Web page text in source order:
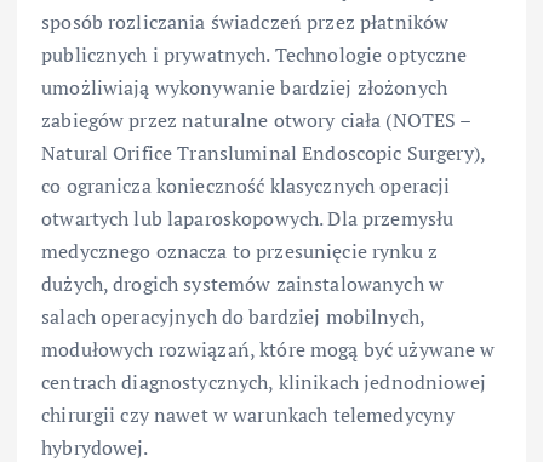
sposób rozliczania świadczeń przez płatników
publicznych i prywatnych. Technologie optyczne
umożliwiają wykonywanie bardziej złożonych
zabiegów przez naturalne otwory ciała (NOTES –
Natural Orifice Transluminal Endoscopic Surgery),
co ogranicza konieczność klasycznych operacji
otwartych lub laparoskopowych. Dla przemysłu
medycznego oznacza to przesunięcie rynku z
dużych, drogich systemów zainstalowanych w
salach operacyjnych do bardziej mobilnych,
modułowych rozwiązań, które mogą być używane w
centrach diagnostycznych, klinikach jednodniowej
chirurgii czy nawet w warunkach telemedycyny
hybrydowej.